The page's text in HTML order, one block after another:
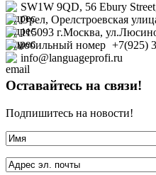
SW1W 9QD, 56 Ebury
Орел, Орелстроевская
115093 г.Москва,
+7(925)
info@languageprofi.ru
Оставайтесь на связи!
Подпишитесь на новости!